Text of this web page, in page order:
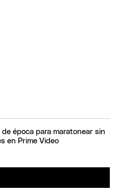
época para maratonear sin
en Prime Video